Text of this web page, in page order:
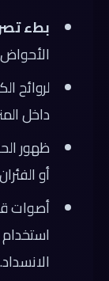
بطء
لروائح
داخل
ظهور
أو
أصوات
الانسداد.